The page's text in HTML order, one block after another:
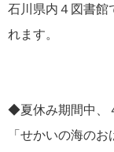
石川県内４図書館
れます。
◆夏休み期間中、
「せかいの海の